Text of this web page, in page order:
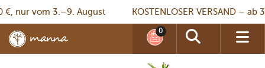
vom 3.–9. August KOSTENLOSER VERSAND – ab 30